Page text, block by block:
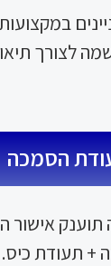
נוספים יש
יום הדרכה
הדרכת עבודה